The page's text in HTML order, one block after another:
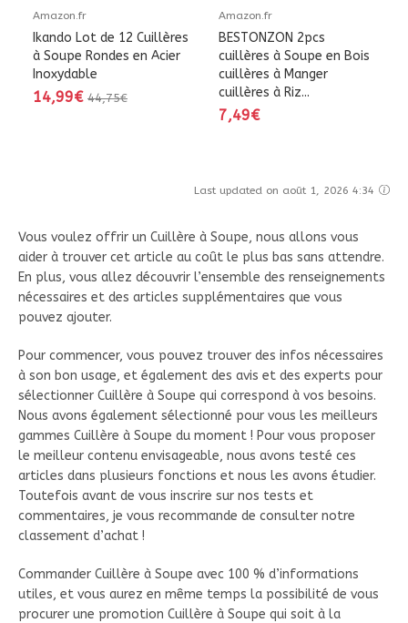
Amazon.fr
Ikando Lot de 12 Cuillères
à Soupe Rondes en Acier
Inoxydable
14,99€ 44,75€
Amazon.fr
BESTONZON 2pcs
cuillères à Soupe en Bois
cuillères à Manger
cuillères à Riz...
7,49€
Last updated on août 1, 2026 4:34
Vous voulez offrir un Cuillère à Soupe, nous allons vous
aider à trouver cet article au coût le plus bas sans attendre.
En plus, vous allez découvrir l’ensemble des renseignements
nécessaires et des articles supplémentaires que vous
pouvez ajouter.
Pour commencer, vous pouvez trouver des infos nécessaires
à son bon usage, et également des avis et des experts pour
sélectionner Cuillère à Soupe qui correspond à vos besoins.
Nous avons également sélectionné pour vous les meilleurs
gammes Cuillère à Soupe du moment ! Pour vous proposer
le meilleur contenu envisageable, nous avons testé ces
articles dans plusieurs fonctions et nous les avons étudier.
Toutefois avant de vous inscrire sur nos tests et
commentaires, je vous recommande de consulter notre
classement d’achat !
Commander Cuillère à Soupe avec 100 % d’informations
utiles, et vous aurez en même temps la possibilité de vous
procurer une promotion Cuillère à Soupe qui soit à la